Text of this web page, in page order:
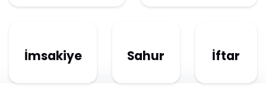
İmsakiye Sahur İftar